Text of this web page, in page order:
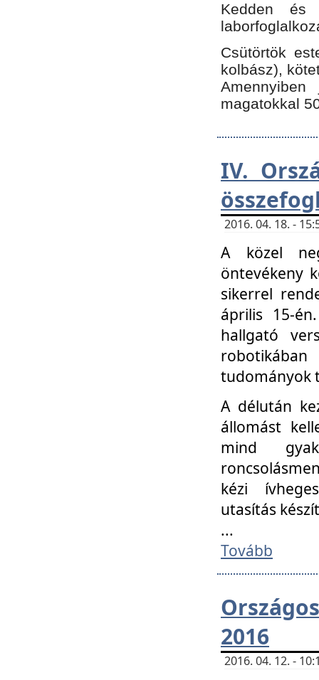
Kedden és
Csütörtök
kolbász),
Amennyiben
magatokkal
IV.
2016. 04. 18. -
A közel
öntevékeny
sikerrel
április 15-
hallgató
tudományok
A délután
állomást
mind
kézi
utasítás
...
Tovább
2016
2016. 04. 12. -